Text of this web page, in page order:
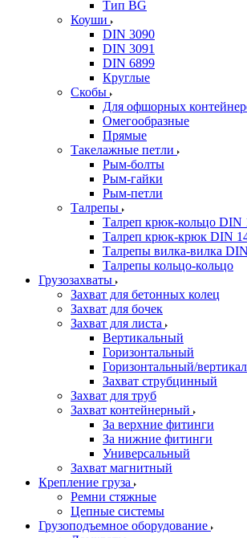
Тип BG
Коуши
DIN 3090
DIN 3091
DIN 6899
Круглые
Скобы
Для офшорных
Омегообразные
Прямые
Такелажные петли
Рым-болты
Рым-гайки
Рым-петли
Талрепы
Талреп крюк-кольцо DIN
Талреп крюк-крюк DIN
Талрепы вилка-вилка
Талрепы кольцо-кольцо
Грузозахваты
Захват для бетонных колец
Захват для бочек
Захват для листа
Вертикальный
Горизонтальный
Горизонтальный/
Захват струбцинный
Захват для труб
Захват контейнерный
За верхние фитинги
За нижние фитинги
Универсальный
Захват магнитный
Крепление груза
Ремни стяжные
Цепные системы
Грузоподъемное оборудование